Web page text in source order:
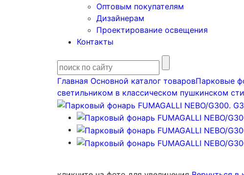
Оптовым покупателям
Дизайнерам
Проектирование освещения
Контакты
Главная Основной каталог товаровПарковые
светильником в классическом пушкинском